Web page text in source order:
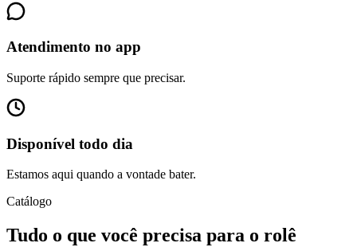
Atendimento no app
Suporte rápido sempre que precisar.
Disponível todo dia
Estamos aqui quando a vontade bater.
Catálogo
Tudo o que você precisa para o rolê